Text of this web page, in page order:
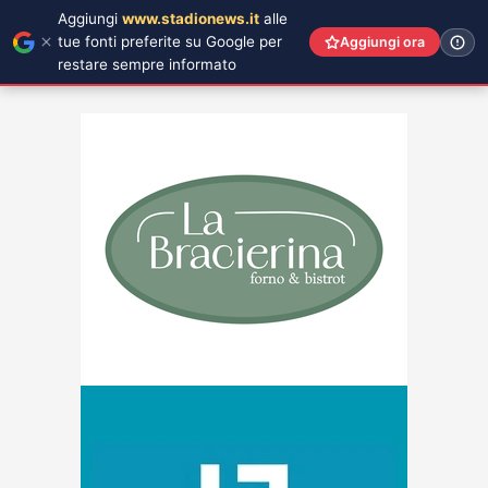
Aggiungi www.stadionews.it alle
tue fonti preferite su Google per
restare sempre informato
Aggiungi ora